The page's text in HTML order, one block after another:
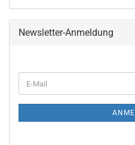
Newsletter-Anmeldung
ZUR
E-
Mail